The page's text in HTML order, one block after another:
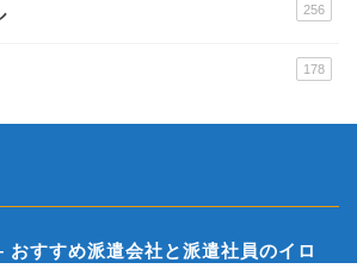
256
178
おすすめ派遣会社と派遣社員のイロ